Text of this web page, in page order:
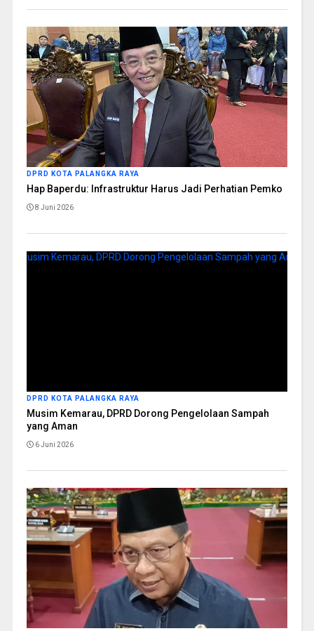
DPRD KOTA PALANGKA RAYA
Hap Baperdu: Infrastruktur Harus Jadi Perhatian Pemko
8 Juni 2026
DPRD KOTA PALANGKA RAYA
Musim Kemarau, DPRD Dorong Pengelolaan Sampah
yang Aman
6 Juni 2026